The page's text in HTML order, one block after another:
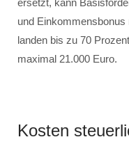
ersetzt, kann
und
landen bis zu 70
maximal 21.000 Euro.
Kosten